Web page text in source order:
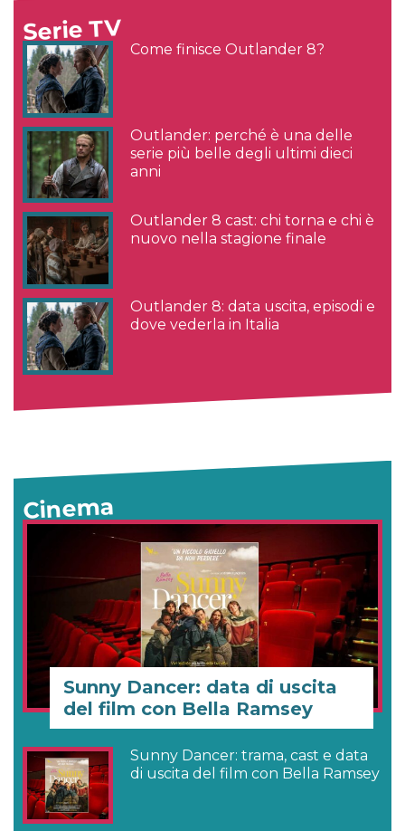
Serie TV
Come finisce Outlander 8?
Outlander: perché è una delle
serie più belle degli ultimi dieci
anni
Outlander 8 cast: chi torna e chi è
nuovo nella stagione finale
Outlander 8: data uscita, episodi e
dove vederla in Italia
Cinema
Sunny Dancer: data di uscita
del film con Bella Ramsey
Sunny Dancer: trama, cast e data
di uscita del film con Bella Ramsey